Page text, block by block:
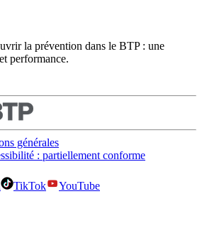
la prévention dans le BTP : une
performance.
générales
: partiellement conforme
TikTok
YouTube